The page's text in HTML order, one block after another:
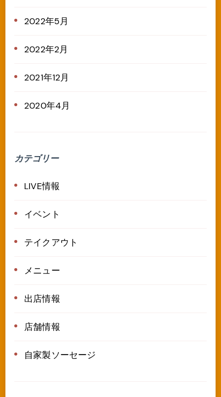
2022年5月
2022年2月
2021年12月
2020年4月
カテゴリー
LIVE情報
イベント
テイクアウト
メニュー
出店情報
店舗情報
自家製ソーセージ